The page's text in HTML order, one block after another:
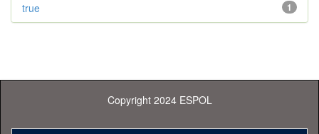
1
true
Copyright 2024 ESPOL